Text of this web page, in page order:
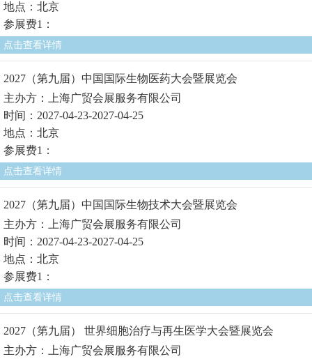
地点：北京
参展费1：
点击查看详情
2027（第九届）中国国际生物医药大会暨展览会
主办方：上海广贸会展服务有限公司
时间：2027-04-23-2027-04-25
地点：北京
参展费1：
点击查看详情
2027（第九届）中国国际生物技术大会暨展览会
主办方：上海广贸会展服务有限公司
时间：2027-04-23-2027-04-25
地点：北京
参展费1：
点击查看详情
2027（第九届） 世界细胞治疗与再生医学大会暨展览会
主办方：上海广贸会展服务有限公司